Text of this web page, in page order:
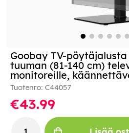
Goobay TV-
tuuman (81-140 cm)
monitoreille,
Tuotenro: C44057
€43.99